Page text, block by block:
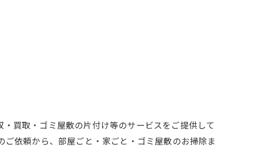
買取・ゴミ屋敷の片付け等のサービスをご提供して
依頼から、部屋ごと・家ごと・ゴミ屋敷のお掃除ま